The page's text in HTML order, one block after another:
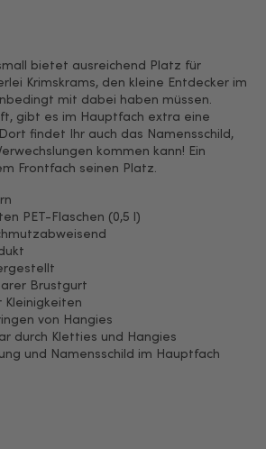
bietet ausreichend Platz für
Krimskrams, den kleine Entdecker im
mit dabei haben müssen.
gibt es im Hauptfach extra eine
findet Ihr auch das Namensschild,
kommen kann! Ein
Frontfach seinen Platz.
PET-Flaschen (0,5 l)
Brustgurt
Kleinigkeiten
von Hangies
durch Kletties und Hangies
und Namensschild im Hauptfach